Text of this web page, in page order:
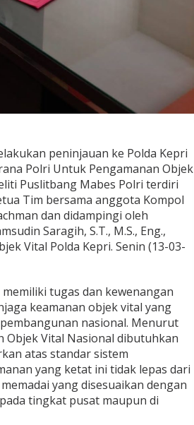
peninjauan ke Polda Kepri
Polri Untuk Pengamanan Objek
Puslitbang Mabes Polri terdiri
Tim bersama anggota Kompol
dan didampingi oleh
Saragih, S.T., M.S., Eng.,
Vital Polda Kepri. Senin (13-03-
tugas dan kewenangan
keamanan objek vital yang
nasional. Menurut
Objek Vital Nasional dibutuhkan
atas standar sistem
yang ketat ini tidak lepas dari
yang disesuaikan dengan
tingkat pusat maupun di